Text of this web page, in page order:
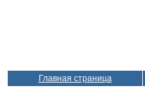
Главная страница